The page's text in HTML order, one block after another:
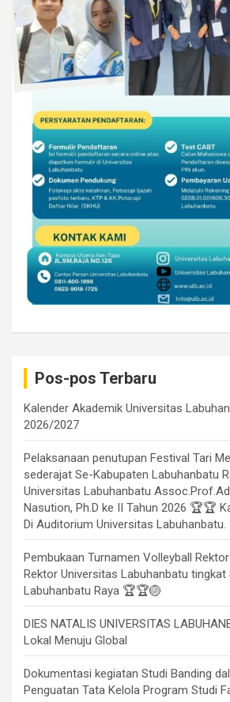
Pos-pos Terbaru
Kalender Akademik Universitas
2026/2027
Pelaksanaan penutupan Festival Tari
sederajat Se-Kabupaten Labuhanbatu
Universitas Labuhanbatu
Nasution, Ph.D ke II Tahun 2026 🏆🏆
Di Auditorium Universitas Labuhanbatu.
Pembukaan Turnamen Volleyball
Rektor Universitas Labuhanbatu tingkat
Labuhanbatu Raya 🏆🏆🏐
DIES NATALIS UNIVERSITAS
Lokal Menuju Global
Dokumentasi kegiatan Studi Banding
Penguatan Tata Kelola Program Studi